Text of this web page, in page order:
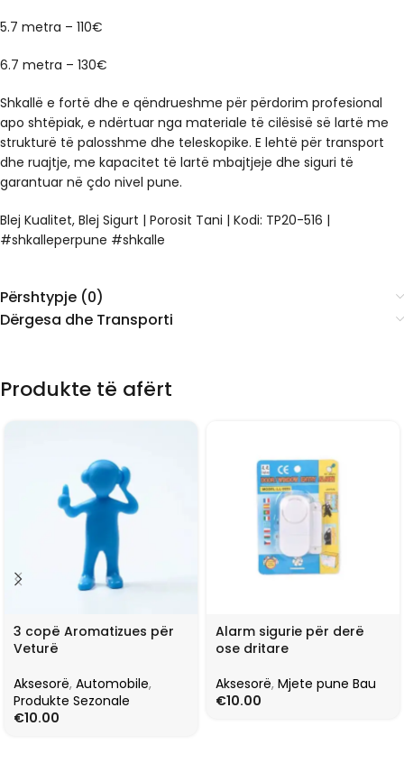
5.7 metra – 110€
6.7 metra – 130€
Shkallë e fortë dhe e qëndrueshme për përdorim profesional
apo shtëpiak, e ndërtuar nga materiale të cilësisë së lartë me
strukturë të palosshme dhe teleskopike. E lehtë për transport
dhe ruajtje, me kapacitet të lartë mbajtjeje dhe siguri të
garantuar në çdo nivel pune.
Blej Kualitet, Blej Sigurt | Porosit Tani | Kodi: TP20-516 |
#shkalleperpune #shkalle
Përshtypje (0)
Dërgesa dhe Transporti
Produkte të afërt
3 copë Aromatizues për
Veturë
Aksesorë, Automobile,
Produkte Sezonale
€10.00
Alarm sigurie për derë
ose dritare
Aksesorë, Mjete pune Bau
€10.00